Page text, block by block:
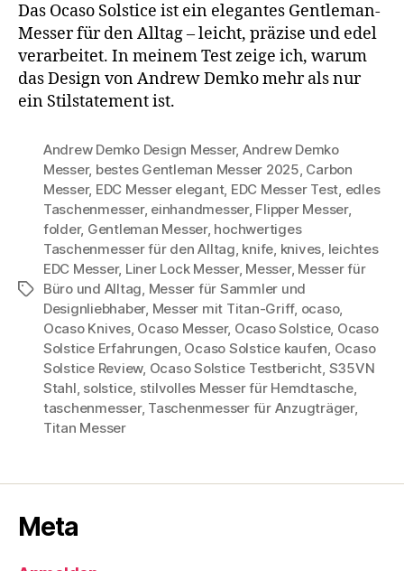
Das Ocaso Solstice ist ein elegantes Gentleman-
Messer für den Alltag – leicht, präzise und edel
verarbeitet. In meinem Test zeige ich, warum
das Design von Andrew Demko mehr als nur
ein Stilstatement ist.
Schlagwörter
Andrew Demko Design Messer, Andrew Demko
Messer, bestes Gentleman Messer 2025, Carbon
Messer, EDC Messer elegant, EDC Messer Test, edles
Taschenmesser, einhandmesser, Flipper Messer,
folder, Gentleman Messer, hochwertiges
Taschenmesser für den Alltag, knife, knives, leichtes
EDC Messer, Liner Lock Messer, Messer, Messer für
Büro und Alltag, Messer für Sammler und
Designliebhaber, Messer mit Titan-Griff, ocaso,
Ocaso Knives, Ocaso Messer, Ocaso Solstice, Ocaso
Solstice Erfahrungen, Ocaso Solstice kaufen, Ocaso
Solstice Review, Ocaso Solstice Testbericht, S35VN
Stahl, solstice, stilvolles Messer für Hemdtasche,
taschenmesser, Taschenmesser für Anzugträger,
Titan Messer
Meta